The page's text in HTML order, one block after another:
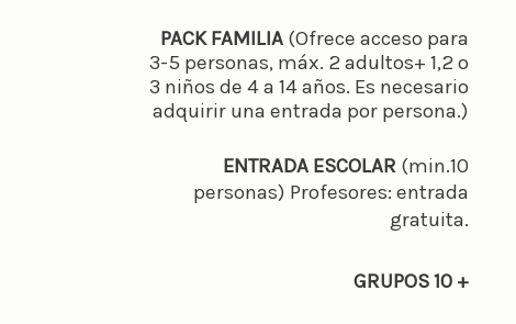
PACK FAMILIA (Ofrece acceso para
3-5 personas, máx. 2 adultos+ 1,2 o
3 niños de 4 a 14 años. Es necesario
adquirir una entrada por persona.)
ENTRADA ESCOLAR (min.10
personas) Profesores: entrada
gratuita.
GRUPOS 10 +